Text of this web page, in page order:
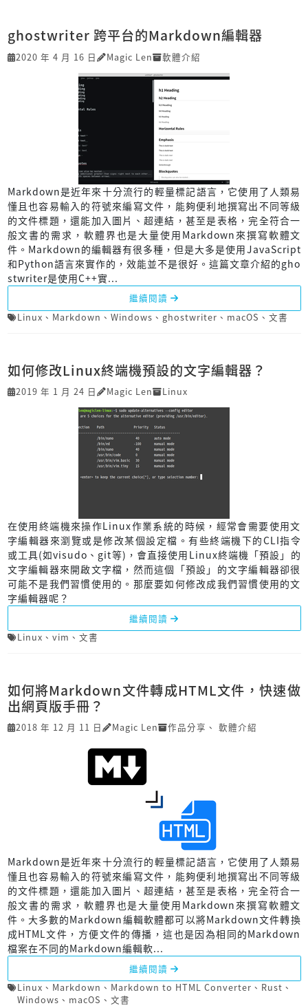
ghostwriter 跨平台的Markdown編輯器
2020 年 4 月 16 日 Magic Len 軟體介紹
Markdown是近年來十分流行的輕量標記語言，它使用了人類易
懂且也容易輸入的符號來編寫文件，能夠便利地撰寫出不同等級
的文件標題，還能加入圖片、超連結，甚至是表格，完全符合一
般文書的需求，軟體界也是大量使用Markdown來撰寫軟體文
件。Markdown的編輯器有很多種，但是大多是使用JavaScript
和Python語言來實作的，效能並不是很好。這篇文章介紹的gho
stwriter是使用C++實...
繼續閱讀
Linux 、 Markdown 、 Windows 、 ghostwriter 、 macOS 、 文書
如何修改Linux終端機預設的文字編輯器？
2019 年 1 月 24 日 Magic Len Linux
在使用終端機來操作Linux作業系統的時候，經常會需要使用文
字編輯器來瀏覽或是修改某個設定檔。有些終端機下的CLI指令
或工具(如visudo、git等)，會直接使用Linux終端機「預設」的
文字編輯器來開啟文字檔，然而這個「預設」的文字編輯器卻很
可能不是我們習慣使用的。那麼要如何修改成我們習慣使用的文
字編輯器呢？
繼續閱讀
Linux 、 vim 、 文書
如何將Markdown文件轉成HTML文件，快速做
出網頁版手冊？
2018 年 12 月 11 日 Magic Len 作品分享 、 軟體介紹
Markdown是近年來十分流行的輕量標記語言，它使用了人類易
懂且也容易輸入的符號來編寫文件，能夠便利地撰寫出不同等級
的文件標題，還能加入圖片、超連結，甚至是表格，完全符合一
般文書的需求，軟體界也是大量使用Markdown來撰寫軟體文
件。大多數的Markdown編輯軟體都可以將Markdown文件轉換
成HTML文件，方便文件的傳播，這也是因為相同的Markdown
檔案在不同的Markdown編輯軟...
繼續閱讀
Linux 、 Markdown 、 Markdown to HTML Converter 、 Rust 、
Windows 、 macOS 、 文書